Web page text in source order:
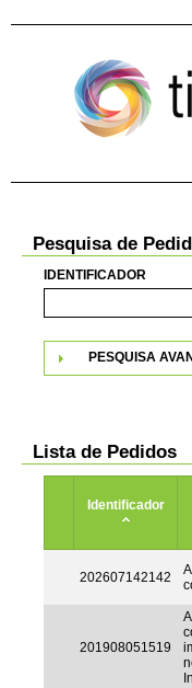
Pesquisa de
IDENTIFICADOR
PESQUISA
Lista de Pedidos
Identificador
202607142142
201908051519